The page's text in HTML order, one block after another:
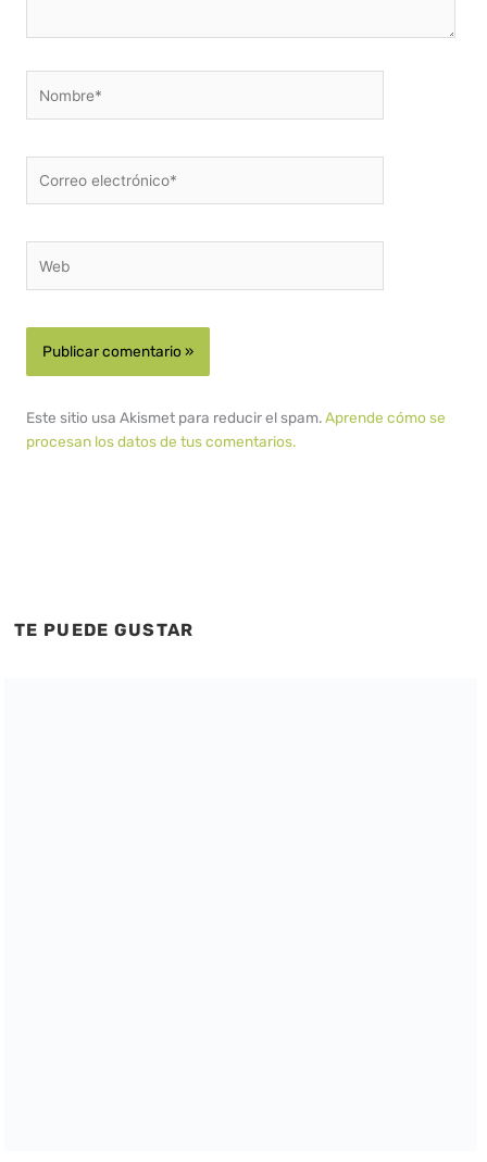
electrónico*
Este sitio usa Akismet para reducir el spam.Aprende cómo se
procesan los datos de tus comentarios.
TE PUEDE GUSTAR